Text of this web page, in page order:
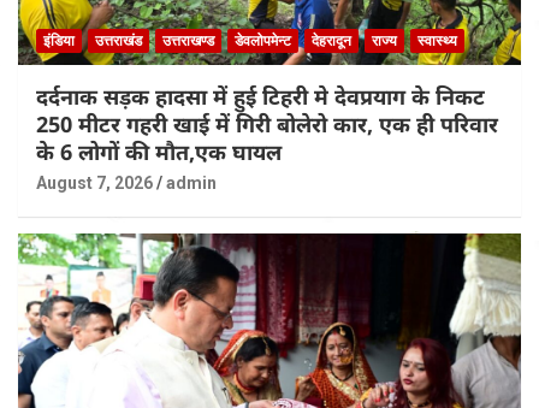
इंडिया उत्तराखंड उत्तराखण्ड डेवलोपमेन्ट देहरादून राज्य स्वास्थ्य
दर्दनाक सड़क हादसा में हुई टिहरी मे देवप्रयाग के निकट
250 मीटर गहरी खाई में गिरी बोलेरो कार, एक ही परिवार
के 6 लोगों की मौत,एक घायल
August 7, 2026 admin